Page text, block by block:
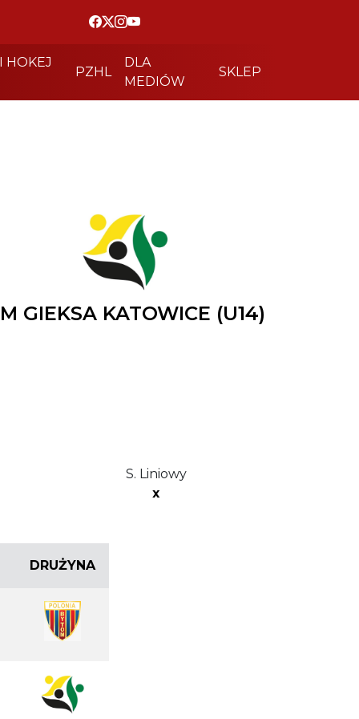
HOKEJ
PZHL
DLA
MEDIÓW
SKLEP
GIEKSA KATOWICE (U14)
S. Liniowy
x
DRUŻYNA